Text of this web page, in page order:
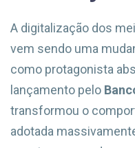
A digitalização dos
vem sendo uma
como protagonista
lançamento pelo
transformou o
adotada